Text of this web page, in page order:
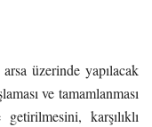
üzerinde yapılacak
ve tamamlanması
karşılıklı